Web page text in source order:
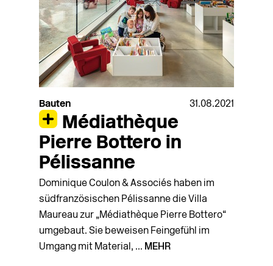
Bauten 31.08.2021
Médiathèque
Pierre Bottero in
Pélissanne
Dominique Coulon & Associés haben im
südfranzösischen Pélissanne die Villa
Maureau zur „Médiathèque Pierre Bottero“
umgebaut. Sie beweisen Feingefühl im
Umgang mit Material, ... MEHR